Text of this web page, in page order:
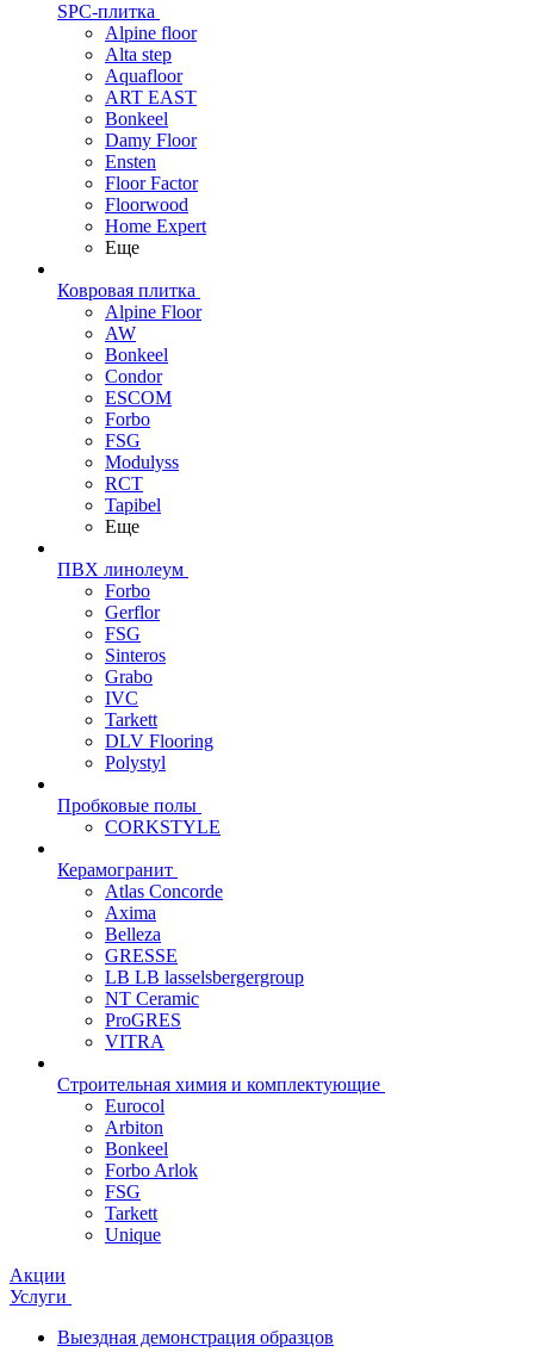
SPC-плитка
Alpine floor
Alta step
Aquafloor
ART EAST
Bonkeel
Damy Floor
Ensten
Floor Factor
Floorwood
Home Expert
Еще
Ковровая плитка
Alpine Floor
AW
Bonkeel
Condor
ESCOM
Forbo
FSG
Modulyss
RCT
Tapibel
Еще
ПВХ линолеум
Forbo
Gerflor
FSG
Sinteros
Grabo
IVC
Tarkett
DLV Flooring
Polystyl
Пробковые полы
CORKSTYLE
Керамогранит
Atlas Concorde
Axima
Belleza
GRESSE
LB LB lasselsbergergroup
NT Ceramic
ProGRES
VITRA
Строительная химия и комплектующие
Eurocol
Arbiton
Bonkeel
Forbo Arlok
FSG
Tarkett
Unique
Акции
Услуги
Выездная демонстрация образцов